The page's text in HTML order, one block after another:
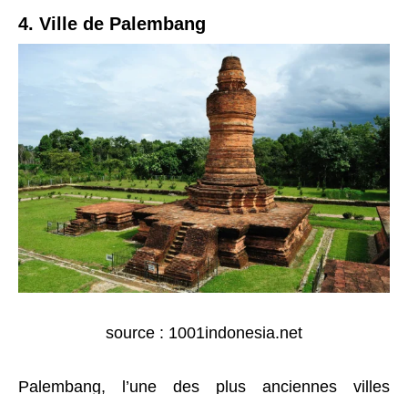
4. Ville de Palembang
source : 1001indonesia.net
Palembang, l’une des plus anciennes villes